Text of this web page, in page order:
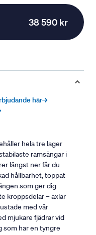
38 590 kr
här→
hela tre lager
ramsängar i
längst ner får du
hållbarhet, toppat
som ger dig
kroppsdelar – axlar
med vår
mjukare fjädrar vid
som har en tyngre